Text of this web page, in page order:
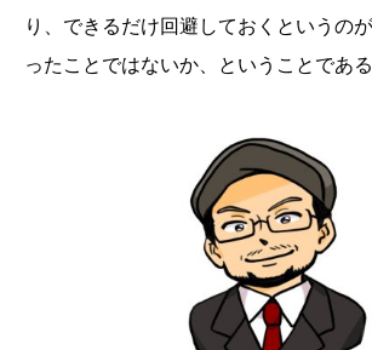
り、できるだけ回避しておくというの
ったことではないか、ということである